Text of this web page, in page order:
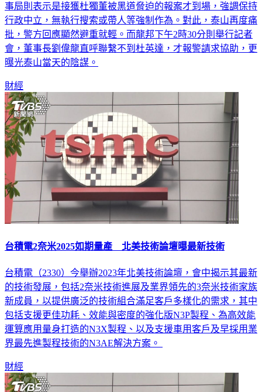
事局則表示是接獲杜獨董被黑道脅迫的報案才到場，強調保持
行政中立，無執行搜索或帶人等強制作為。對此，泰山再度痛
批，警方回應顯然避重就輕。而龍邦下午2時30分則舉行記者
會，董事長劉偉龍直呼聯繫不到杜英達，才報警請求協助，更
曝光泰山當天的陰謀。
財經
台積電2奈米2025如期量產 北美技術論壇曝最新技術
台積電（2330）今舉辦2023年北美技術論壇，會中揭示其最新
的技術發展，包括2奈米技術進展及業界領先的3奈米技術家族
新成員，以提供廣泛的技術組合滿足客戶多樣化的需求，其中
包括支援更佳功耗、效能與密度的強化版N3P製程、為高效能
運算應用量身打造的N3X製程、以及支援車用客戶及早採用業
界最先進製程技術的N3AE解決方案。
財經